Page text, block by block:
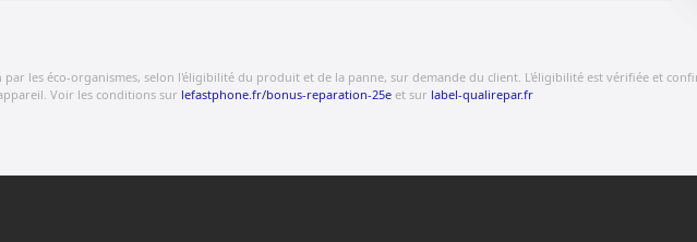
les éco-organismes, selon l'éligibilité du produit et de la panne, sur demande du client. L'éligibilité est vérifiée et
Voir les conditions sur lefastphone.fr/bonus-reparation-25e et sur label-qualirepar.fr